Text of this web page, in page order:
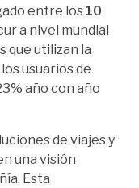
entre los 10
a nivel mundial
que utilizan la
usuarios de
año con año
de viajes y
una visión
Esta